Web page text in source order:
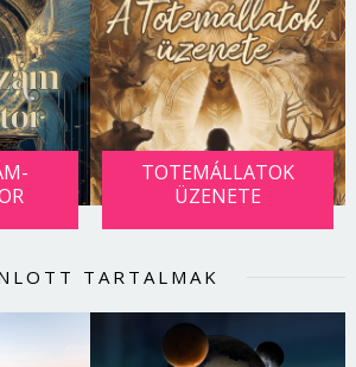
TOTEMÁLLATOK
ÜZENETE
TARTALMAK